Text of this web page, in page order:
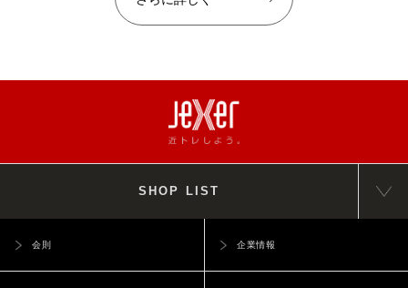
SHOP LIST
会則 企業情報